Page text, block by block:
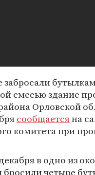
забросали
смесью здание
Орловской
сообщаетсяна
комитета при
в одно из
бросили четыре